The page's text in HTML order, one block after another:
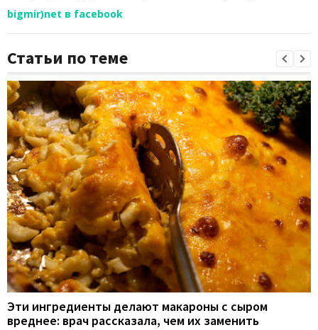
bigmir)net в facebook
Статьи по теме
Эти ингредиенты делают макароны с сыром
вреднее: врач рассказала, чем их заменить